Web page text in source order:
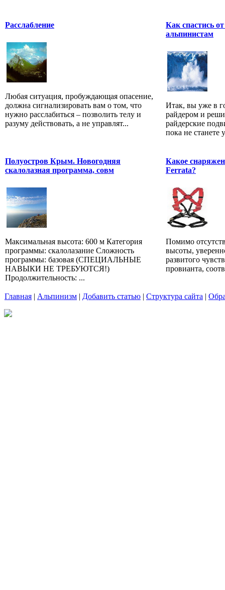
Расслабление
Любая ситуация, пробуждающая опасение,
должна сигнализировать вам о том, что
нужно расслабиться – позволить телу и
разуму действовать, а не управлят...
Как спастись
альпинистам
Итак, вы уже в
райдером и
райдерские
пока не станете
Полуостров Крым. Новогодняя
скалолазная программа, совм
Максимальная высота: 600 м Категория
программы: скалолазание Сложность
программы: базовая (СПЕЦИАЛЬНЫЕ
НАВЫКИ НЕ ТРЕБУЮТСЯ!)
Продолжительность: ...
Какое
Ferrata?
Помимо
высоты,
развитого
провианта,
Главная | Альпинизм | Добавить статью | Структура сайта |